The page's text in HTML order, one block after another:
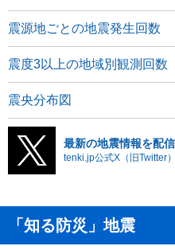
震源地ごとの地震発生回数
震度3以上の地域別観測回数
震央分布図
最新の地震情報を配信
tenki.jp公式X（旧Twitter
「知る防災」地震